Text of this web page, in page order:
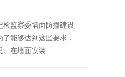
检监察委墙面防撞建设
能够达到这些要求，
。在墙面安装…